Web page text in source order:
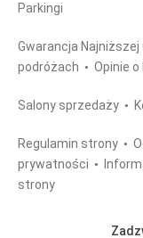
Parkingi
Gwarancja Najniższej
podróżach
Opinie
Salony sprzedaży
Regulamin strony
prywatności
strony